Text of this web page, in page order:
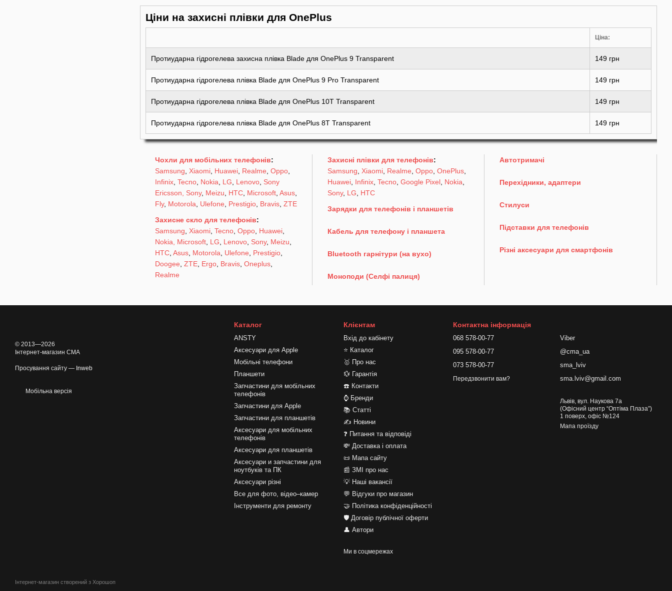
Ціни на захисні плівки для OnePlus
Ціна:
Протиударна гідрогелева захисна плівка Blade для OnePlus 9 Transparent 149 грн
Протиударна гідрогелева плівка Blade для OnePlus 9 Pro Transparent 149 грн
Протиударна гідрогелева плівка Blade для OnePlus 10T Transparent 149 грн
Протиударна гідрогелева плівка Blade для OnePlus 8T Transparent 149 грн
Чохли для мобільних телефонів:
Samsung, Xiaomi, Huawei, Realme, Oppo,
Infinix, Tecno, Nokia, LG, Lenovo, Sony
Ericsson, Sony, Meizu, HTC, Microsoft, Asus,
Fly, Motorola, Ulefone, Prestigio, Bravis, ZTE
Захисне скло для телефонів:
Samsung, Xiaomi, Tecno, Oppo, Huawei,
Nokia, Microsoft, LG, Lenovo, Sony, Meizu,
HTC, Asus, Motorola, Ulefone, Prestigio,
Doogee, ZTE, Ergo, Bravis, Oneplus,
Realme
Захисні плівки для телефонів:
Samsung, Xiaomi, Realme, Oppo, OnePlus,
Huawei, Infinix, Tecno, Google Pixel, Nokia,
Sony, LG, HTC
Зарядки для телефонів і планшетів
Кабель для телефону і планшета
Bluetooth гарнітури (на вухо)
Моноподи (Селфі палиця)
Автотримачі
Перехідники, адаптери
Стилуси
Підставки для телефонів
Різні аксесуари для смартфонів
© 2013—2026
Інтернет-магазин CMA
Просування сайту — Inweb
Мобільна версія
Інтернет-магазин створений з Хорошоп
Каталог
ANSTY
Аксесуари для Apple
Мобільні телефони
Планшети
Запчастини для мобільних
телефонів
Запчастини для Apple
Запчастини для планшетів
Аксесуари для мобільних
телефонів
Аксесуари для планшетів
Аксесуари и запчастини для
ноутбуків та ПК
Аксесуари різні
Все для фото, відео–камер
Інструменти для ремонту
Клієнтам
Вхід до кабінету
⭐ Каталог
🥇 Про нас
💱 Гарантія
☎️ Контакти
⌚ Бренди
📚 Статті
✍ Новини
❓ Питання та відповіді
💸 Доставка і оплата
📜 Мапа сайту
📰 ЗМІ про нас
💡 Наші вакансії
💬 Відгуки про магазин
🤝 Політика конфіденційності
🛡️ Договір публічної оферти
👤 Автори
Ми в соцмережах
Контактна інформація
068 578-00-77
095 578-00-77
073 578-00-77
Передзвонити вам?
Viber
@cma_ua
sma_lviv
sma.lviv@gmail.com
Львів, вул. Наукова 7а
(Офісний центр “Оптіма Плаза”)
1 поверх, офіс №124
Мапа проїзду